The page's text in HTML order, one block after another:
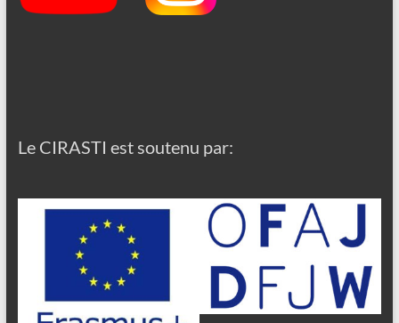
Le CIRASTI est soutenu par: